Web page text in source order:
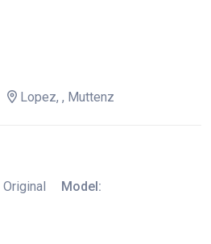
Lopez, , Muttenz
Original Model: